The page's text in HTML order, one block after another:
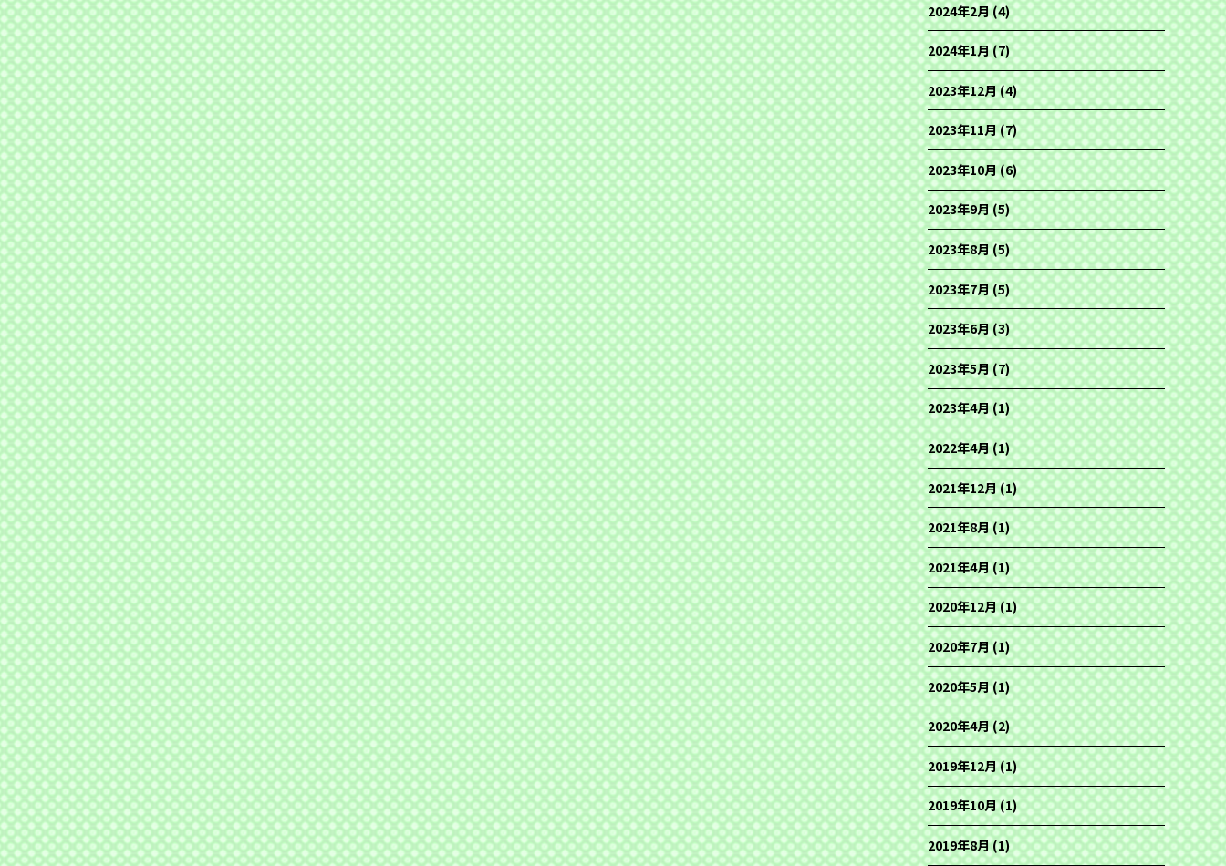
2024年2月(4)
2024年1月(7)
2023年12月(4)
2023年11月(7)
2023年10月(6)
2023年9月(5)
2023年8月(5)
2023年7月(5)
2023年6月(3)
2023年5月(7)
2023年4月(1)
2022年4月(1)
2021年12月(1)
2021年8月(1)
2021年4月(1)
2020年12月(1)
2020年7月(1)
2020年5月(1)
2020年4月(2)
2019年12月(1)
2019年10月(1)
2019年8月(1)